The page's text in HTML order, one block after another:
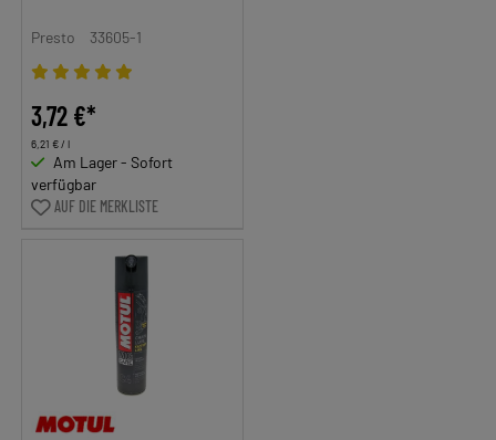
Presto 33605-1
3,72 €*
6,21 € / l
Am Lager - Sofort
verfügbar
AUF DIE MERKLISTE